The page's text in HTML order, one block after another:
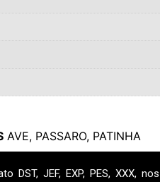
AVE, PASSARO, PATINHA
DST, JEF, EXP, PES, XXX,